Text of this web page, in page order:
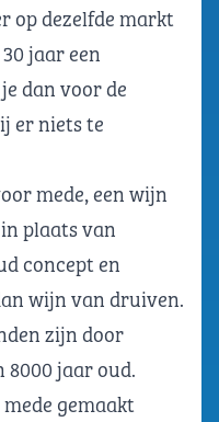
op dezelfde markt
jaar een
dan voor de
er niets te
mede, een wijn
plaats van
concept en
wijn van druiven.
zijn door
jaar oud.
gemaakt